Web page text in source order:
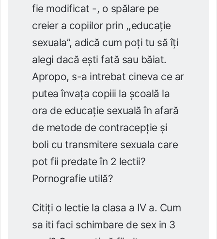
fie modificat -, o spălare pe
creier a copiilor prin ,,educație
sexuala”, adică cum poți tu să îți
alegi dacă ești fată sau băiat.
Apropo, s-a intrebat cineva ce ar
putea învața copiii la școală la
ora de educație sexuală în afară
de metode de contracepție și
boli cu transmitere sexuala care
pot fii predate în 2 lectii?
Pornografie utilă?
Citiți o lectie la clasa a IV a. Cum
sa iti faci schimbare de sex in 3